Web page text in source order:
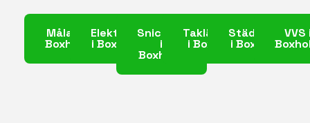
Målare i
Boxholm
Elektriker
i Boxholm
Snickare
i
Boxholm
Takläggare
i Boxholm
Städfirma
i Boxholm
VVS